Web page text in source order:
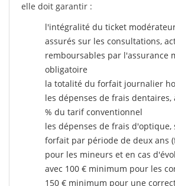
elle doit garantir :
l'intégralité du ticket
assurés sur les consultations,
remboursables par l'assurance
obligatoire
la totalité du forfait journalier
les dépenses de frais
% du tarif conventionnel
les dépenses de frais d'optique,
forfait par période de deux ans
pour les mineurs et en cas
avec 100 € minimum pour les
150 € minimum pour une